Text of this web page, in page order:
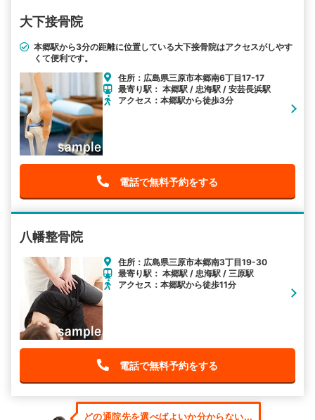
大下接骨院
本郷駅から3分の距離に位置している大下接骨院はアクセスがしやす
くて便利です。
住所：広島県三原市本郷南6丁目17-17
最寄り駅： 本郷駅 / 忠海駅 / 安芸長浜駅
アクセス：本郷駅から徒歩3分
電話で無料予約をする
八幡整骨院
住所：広島県三原市本郷南3丁目19-30
最寄り駅： 本郷駅 / 忠海駅 / 三原駅
アクセス：本郷駅から徒歩11分
電話で無料予約をする
どの通院先を選べばよいか分からない...